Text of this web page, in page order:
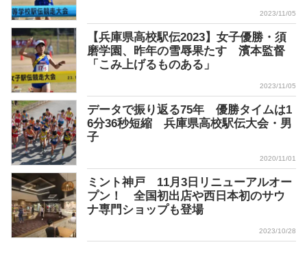
2023/11/05
【兵庫県高校駅伝2023】女子優勝・須
磨学園、昨年の雪辱果たす 濱本監督
「こみ上げるものある」
2023/11/05
データで振り返る75年 優勝タイムは1
6分36秒短縮 兵庫県高校駅伝大会・男
子
2020/11/01
ミント神戸 11月3日リニューアルオー
プン！ 全国初出店や西日本初のサウ
ナ専門ショップも登場
2023/10/28